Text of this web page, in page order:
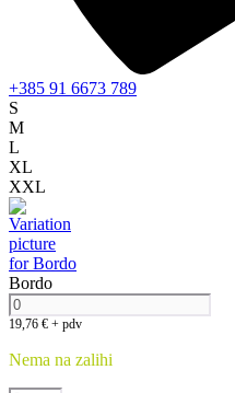
+385 91 6673 789
S
M
L
XL
XXL
Bordo
19,76 € + pdv
Nema na zalihi